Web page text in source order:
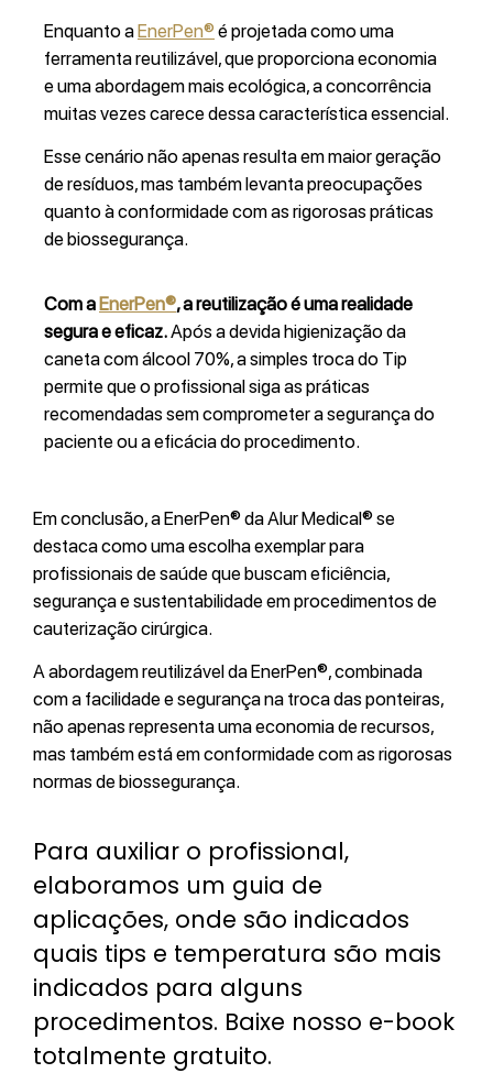
Enquanto aEnerPen® é projetada como uma
ferramenta reutilizável, que proporciona economia
e uma abordagem mais ecológica, a concorrência
muitas vezes carece dessa característica essencial.
Esse cenário não apenas resulta em maior geração
de resíduos, mas também levanta preocupações
quanto à conformidade com as rigorosas práticas
de biossegurança.
Com a EnerPen®, a reutilização é uma realidade
segura e eficaz.Após a devida higienização da
caneta com álcool 70%, a simples troca do Tip
permite que o profissional siga as práticas
recomendadas sem comprometer a segurança do
paciente ou a eficácia do procedimento.
Em conclusão, a EnerPen® da Alur Medical® se
destaca como uma escolha exemplar para
profissionais de saúde que buscam eficiência,
segurança e sustentabilidade em procedimentos de
cauterização cirúrgica.
A abordagem reutilizável da EnerPen®, combinada
com a facilidade e segurança na troca das ponteiras,
não apenas representa uma economia de recursos,
mas também está em conformidade com as rigorosas
normas de biossegurança.
Para auxiliar o profissional,
elaboramos um guia de
aplicações, onde são indicados
quais tips e temperatura são mais
indicados para alguns
procedimentos. Baixe nosso e-book
totalmente gratuito.